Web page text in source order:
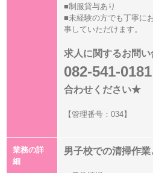
■制服貸与あり
■未経験の方でも丁寧に
事していただけます。
求人に関するお問
082-541-0181
合わせください★
【管理番号：034】
業務の詳
細
男子校での清掃作業